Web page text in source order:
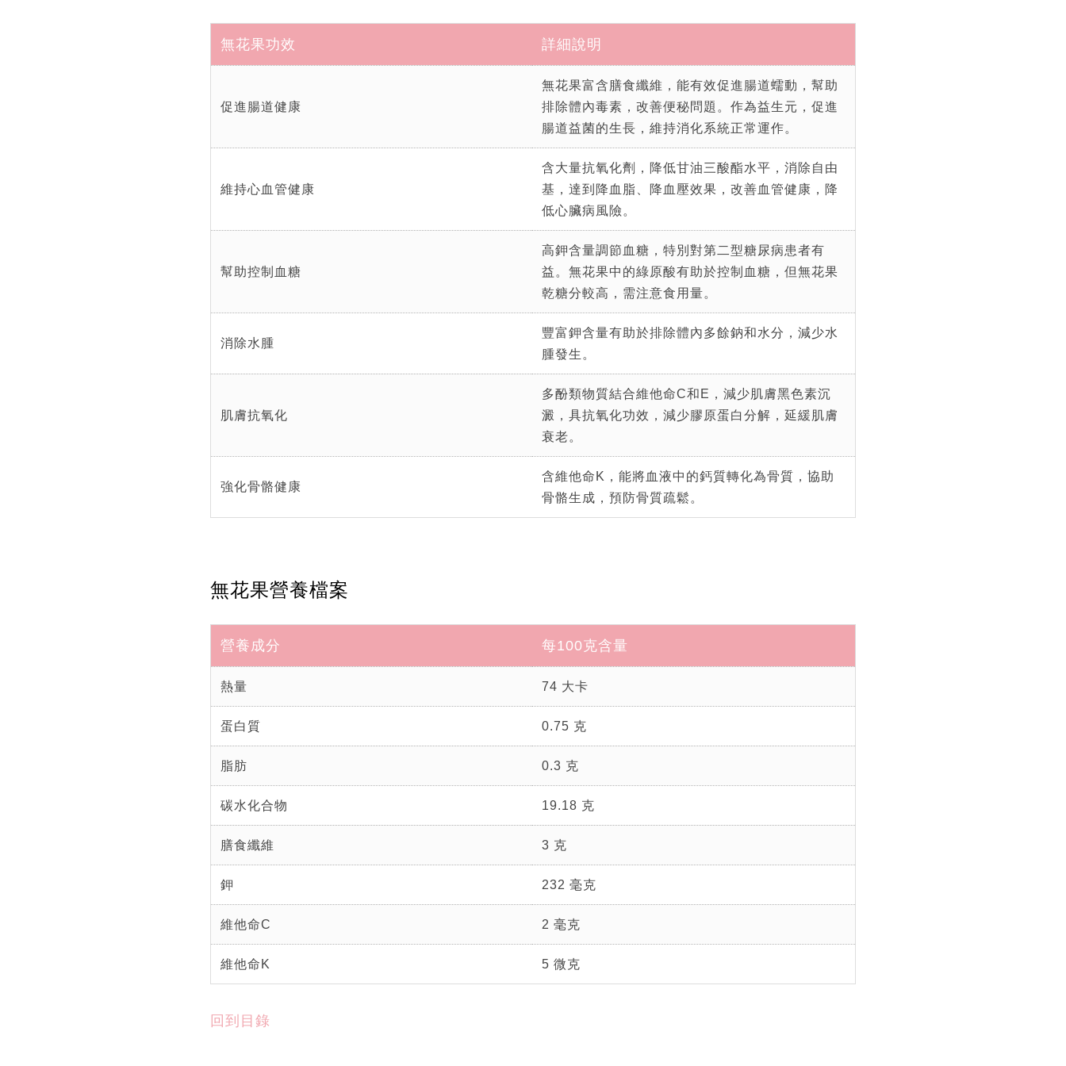
無花果功效 詳細說明
促進腸道健康
無花果富含膳食纖維，能有效促進腸道蠕動，幫助
排除體內毒素，改善便秘問題。作為益生元，促進
腸道益菌的生長，維持消化系統正常運作。
維持心血管健康
含大量抗氧化劑，降低甘油三酸酯水平，消除自由
基，達到降血脂、降血壓效果，改善血管健康，降
低心臟病風險。
幫助控制血糖
高鉀含量調節血糖，特別對第二型糖尿病患者有
益。無花果中的綠原酸有助於控制血糖，但無花果
乾糖分較高，需注意食用量。
消除水腫
豐富鉀含量有助於排除體內多餘鈉和水分，減少水
腫發生。
肌膚抗氧化
多酚類物質結合維他命C和E，減少肌膚黑色素沉
澱，具抗氧化功效，減少膠原蛋白分解，延緩肌膚
衰老。
強化骨骼健康
含維他命K，能將血液中的鈣質轉化為骨質，協助
骨骼生成，預防骨質疏鬆。
無花果營養檔案
營養成分 每100克含量
熱量 74 大卡
蛋白質 0.75 克
脂肪 0.3 克
碳水化合物 19.18 克
膳食纖維 3 克
鉀 232 毫克
維他命C 2 毫克
維他命K 5 微克
回到目錄